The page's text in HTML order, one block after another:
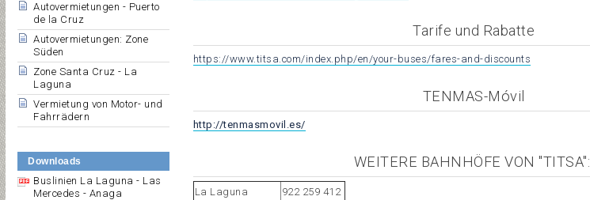
Autovermietungen - Puerto
de la Cruz
Autovermietungen: Zone
Süden
Zone Santa Cruz - La
Laguna
Vermietung von Motor- und
Fahrrädern
Downloads
Buslinien La Laguna - Las
Mercedes - Anaga
Tarife und Rabatte
https://www.titsa.com/index.php/en/your-buses/fares-and-discounts
TENMAS-Móvil
http://tenmasmovil.es/
WEITERE BAHNHÖFE VON "TITSA":
La Laguna
922 259 412